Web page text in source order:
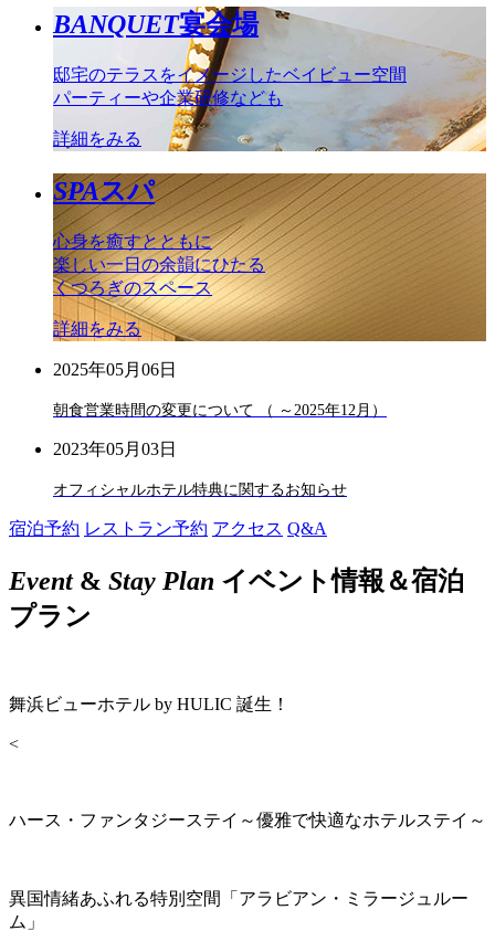
BANQUET宴会場
邸宅のテラスをイメージしたベイビュー空間
パーティーや企業研修なども
詳細をみる
SPAスパ
心身を癒すとともに
楽しい一日の余韻にひたる
くつろぎのスペース
詳細をみる
2025年05月06日
朝食営業時間の変更について （ ～2025年12月）
2023年05月03日
オフィシャルホテル特典に関するお知らせ
宿泊予約 レストラン予約 アクセス Q&A
Event& Stay Plan イベント情報＆宿泊
プラン
舞浜ビューホテル by HULIC 誕生！
<
ハース・ファンタジーステイ～優雅で快適なホテルステイ～
異国情緒あふれる特別空間「アラビアン・ミラージュルー
ム」